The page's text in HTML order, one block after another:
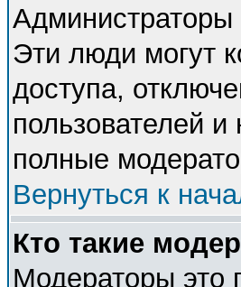
Эти люди могут
доступа,
пользователей
полные
Вернуться к
Кто такие
Модераторы это